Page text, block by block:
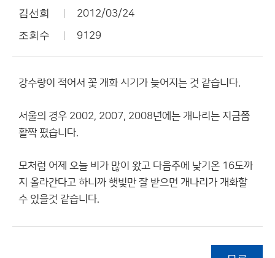
김선희 2012/03/24
조회수 9129
강수량이 적어서 꽃 개화 시기가 늦어지는 것 같습니다.
서울의 경우 2002, 2007, 2008년에는 개나리는 지금쯤
활짝 폈습니다.
모처럼 어제 오늘 비가 많이 왔고 다음주에 낮기온 16도까
지 올라간다고 하니까 햇빛만 잘 받으면 개나리가 개화할
수 있을것 같습니다.